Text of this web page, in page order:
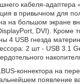
кабеля-адаптера
в привычном для
на большом экране
DVI). Кроме
4 USB гнезда
2 шт - USB 3.1
коннектора на
появление